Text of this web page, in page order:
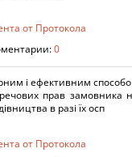
от Протокола
0
і ефективним
прав замовника
в разі їх осп
от Протокола